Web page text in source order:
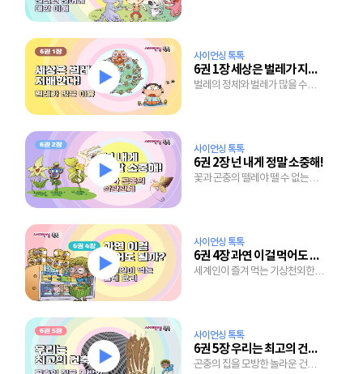
사이언싱 톡톡
6권 1장 세상은 벌레가 지배한다!
벌레의 정체와 벌레가 많을 수밖에
사이언싱 톡톡
6권 2장 넌 내게 정말 소중해!
꽃과 곤충의 뗄레야 뗄 수 없는
사이언싱 톡톡
6권 4장 과연 이걸 먹어도 될까?
세계인이 즐겨 먹는 기상천외한
사이언싱 톡톡
6권 5장 우리는 최고의 건축가
곤충의 집을 모방한 놀라운 건축의